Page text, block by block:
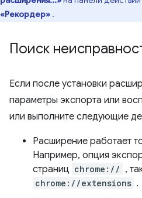
«Рекордер» .
Поиск
Если после установки
параметры экспорта или
или выполните следующие
Расширение работает
Например, опция
страниц chrome:// ,
chrome://extensions .